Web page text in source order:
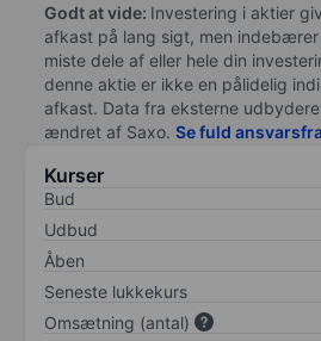
Godt at vide: Investering i aktier
afkast på lang sigt, men indebærer
miste dele af eller hele din
denne aktie er ikke en pålidelig
afkast. Data fra eksterne
ændret af Saxo. Se fuld
Kurser
Bud
Udbud
Åben
Seneste lukkekurs
Omsætning (antal)